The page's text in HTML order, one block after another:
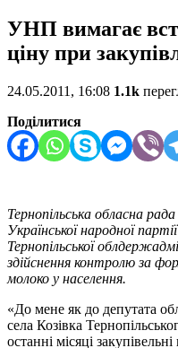
УНП вимагає
ціну при
24.05.2011, 16:08 1.1k
Поділитися
Тернопільська обласна
Української народної
Тернопільської
здійснення контролю за
молоко у населення.
«До мене як до депутата
села Козівка
останні місяці